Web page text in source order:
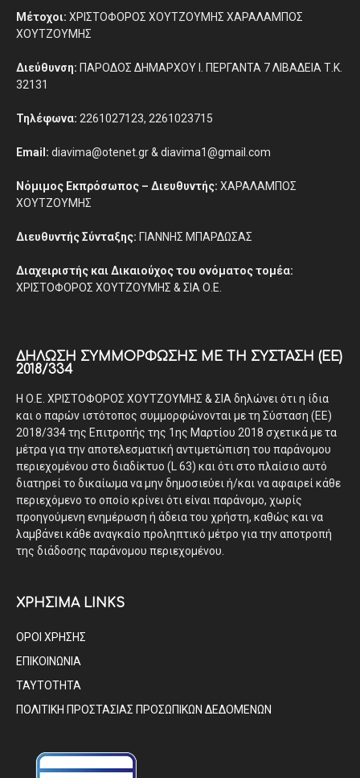
Μέτοχοι: ΧΡΙΣΤΟΦΟΡΟΣ ΧΟΥΤΖΟΥΜΗΣ ΧΑΡΑΛΑΜΠΟΣ
ΧΟΥΤΖΟΥΜΗΣ
Διεύθυνση: ΠΑΡΟΔΟΣ ΔΗΜΑΡΧΟΥ Ι. ΠΕΡΓΑΝΤΑ 7 ΛΙΒΑΔΕΙΑ Τ.Κ.
32131
Τηλέφωνα: 2261027123, 2261023715
Email: diavima@otenet.gr & diavima1@gmail.com
Νόμιμος Εκπρόσωπος – Διευθυντής: ΧΑΡΑΛΑΜΠΟΣ
ΧΟΥΤΖΟΥΜΗΣ
Διευθυντής Σύνταξης: ΓΙΑΝΝΗΣ ΜΠΑΡΔΩΣΑΣ
Διαχειριστής και Δικαιούχος του ονόματος τομέα:
ΧΡΙΣΤΟΦΟΡΟΣ ΧΟΥΤΖΟΥΜΗΣ & ΣΙΑ Ο.Ε.
ΔΉΛΩΣΗ ΣΥΜΜΌΡΦΩΣΗΣ ΜΕ ΤΗ ΣΎΣΤΑΣΗ (ΕΕ)
2018/334
Η Ο.Ε. ΧΡΙΣΤΟΦΟΡΟΣ ΧΟΥΤΖΟΥΜΗΣ & ΣΙΑ δηλώνει ότι η ίδια
και ο παρών ιστότοπος συμμορφώνονται με τη Σύσταση (ΕΕ)
2018/334 της Επιτροπής της 1ης Μαρτίου 2018 σχετικά με τα
μέτρα για την αποτελεσματική αντιμετώπιση του παράνομου
περιεχομένου στο διαδίκτυο (L 63) και ότι στο πλαίσιο αυτό
διατηρεί το δικαίωμα να μην δημοσιεύει ή/και να αφαιρεί κάθε
περιεχόμενο το οποίο κρίνει ότι είναι παράνομο, χωρίς
προηγούμενη ενημέρωση ή άδεια του χρήστη, καθώς και να
λαμβάνει κάθε αναγκαίο προληπτικό μέτρο για την αποτροπή
της διάδοσης παράνομου περιεχομένου.
ΧΡΗΣΙΜΑ LINKS
ΟΡΟΙ ΧΡΗΣΗΣ
ΕΠΙΚΟΙΝΩΝΙΑ
ΤΑΥΤΟΤΗΤΑ
ΠΟΛΙΤΙΚΗ ΠΡΟΣΤΑΣΙΑΣ ΠΡΟΣΩΠΙΚΩΝ ΔΕΔΟΜΕΝΩΝ